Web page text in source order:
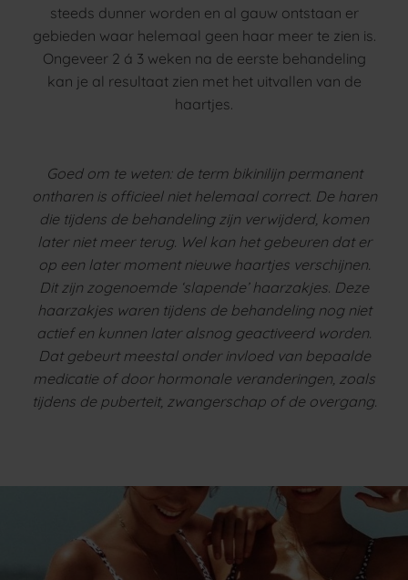
steeds dunner worden en al gauw ontstaan er
gebieden waar helemaal geen haar meer te zien is.
Ongeveer 2 á 3 weken na de eerste behandeling
kan je al resultaat zien met het uitvallen van de
haartjes.
Goed om te weten: de term bikinilijn permanent
ontharen is officieel niet helemaal correct. De haren
die tijdens de behandeling zijn verwijderd, komen
later niet meer terug. Wel kan het gebeuren dat er
op een later moment nieuwe haartjes verschijnen.
Dit zijn zogenoemde ‘slapende’ haarzakjes. Deze
haarzakjes waren tijdens de behandeling nog niet
actief en kunnen later alsnog geactiveerd worden.
Dat gebeurt meestal onder invloed van bepaalde
medicatie of door hormonale veranderingen, zoals
tijdens de puberteit, zwangerschap of de overgang.